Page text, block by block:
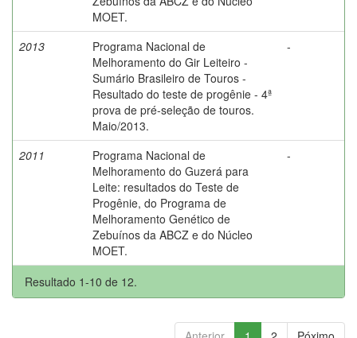
MOET.
2013
Programa Nacional de
Melhoramento do Gir Leiteiro -
Sumário Brasileiro de Touros -
Resultado do teste de progênie - 4ª
prova de pré-seleção de touros.
Maio/2013.
-
2011
Programa Nacional de
Melhoramento do Guzerá para
Leite: resultados do Teste de
Progênie, do Programa de
Melhoramento Genético de
Zebuínos da ABCZ e do Núcleo
MOET.
-
Resultado 1-10 de 12.